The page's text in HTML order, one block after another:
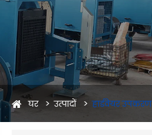
घर उत्पादों हार्डवेयर उपकरण